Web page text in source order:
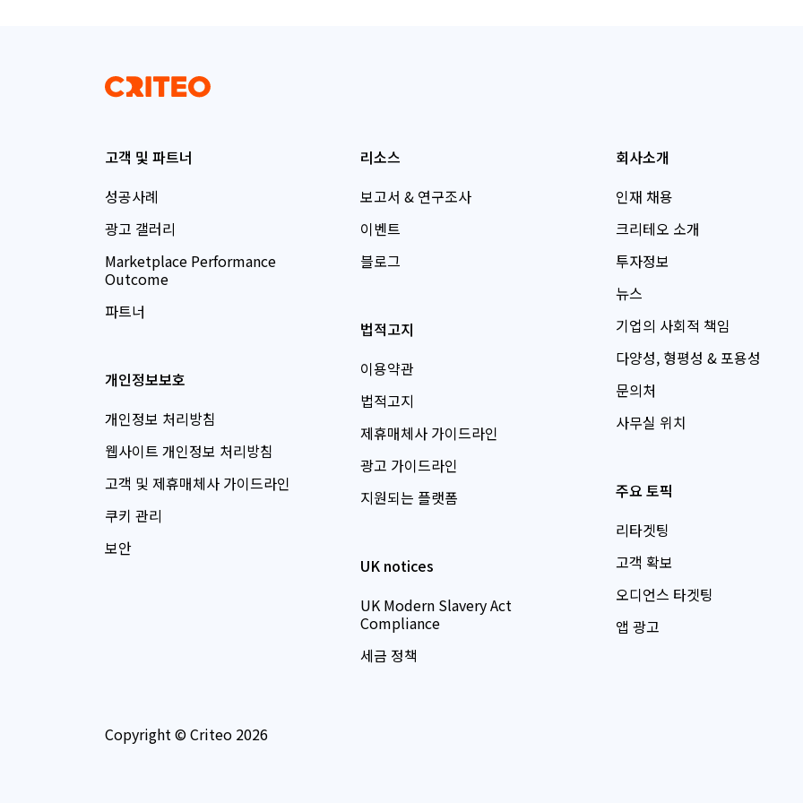
고객 및 파트너
성공사례
광고 갤러리
Marketplace Performance
Outcome
파트너
개인정보보호
개인정보 처리방침
웹사이트 개인정보 처리방침
고객 및 제휴매체사 가이드라인
쿠키 관리
보안
리소스
보고서 & 연구조사
이벤트
블로그
법적고지
이용약관
법적고지
제휴매체사 가이드라인
광고 가이드라인
지원되는 플랫폼
UK notices
UK Modern Slavery Act
Compliance
세금 정책
회사소개
인재 채용
크리테오 소개
투자정보
뉴스
기업의 사회적 책임
다양성, 형평성 & 포용성
문의처
사무실 위치
주요 토픽
리타겟팅
고객 확보
오디언스 타겟팅
앱 광고
Copyright © Criteo 2026